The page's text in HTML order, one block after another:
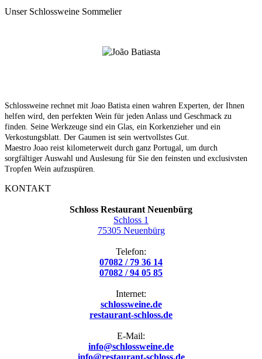
Unser Schlossweine Sommelier
Schlossweine rechnet mit Joao Batista einen wahren Experten, der Ihnen
helfen wird, den perfekten Wein für jeden Anlass und Geschmack zu
finden. Seine Werkzeuge sind ein Glas, ein Korkenzieher und ein
Verkostungsblatt. Der Gaumen ist sein wertvollstes Gut.
Maestro Joao reist kilometerweit durch ganz Portugal, um durch
sorgfältiger Auswahl und Auslesung für Sie den feinsten und exclusivsten
Tropfen Wein aufzuspüren.
KONTAKT
Schloss Restaurant Neuenbürg
Schloss 1
75305 Neuenbürg
Telefon:
07082 / 79 36 14
07082 / 94 05 85
Internet:
schlossweine.de
restaurant-schloss.de
E-Mail:
info@schlossweine.de